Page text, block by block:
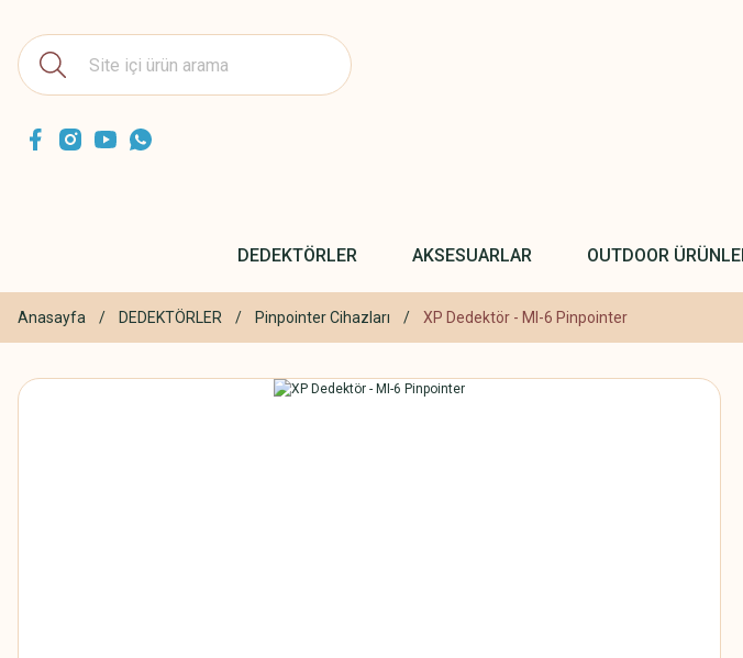
DEDEKTÖRLER AKSESUARLAR OUTDOOR
Anasayfa DEDEKTÖRLER Pinpointer Cihazları XP Dedektör - MI-6 Pinpointer